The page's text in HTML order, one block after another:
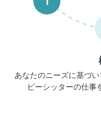
あなたのニーズに基づ
ビーシッターの仕事